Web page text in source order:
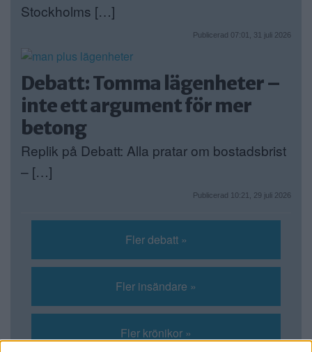
Stockholms […]
Publicerad 07:01, 31 juli 2026
Debatt: Tomma lägenheter –
inte ett argument för mer
betong
Replik på Debatt: Alla pratar om bostadsbrist
– […]
Publicerad 10:21, 29 juli 2026
Fler debatt »
Fler insändare »
Fler krönikor »